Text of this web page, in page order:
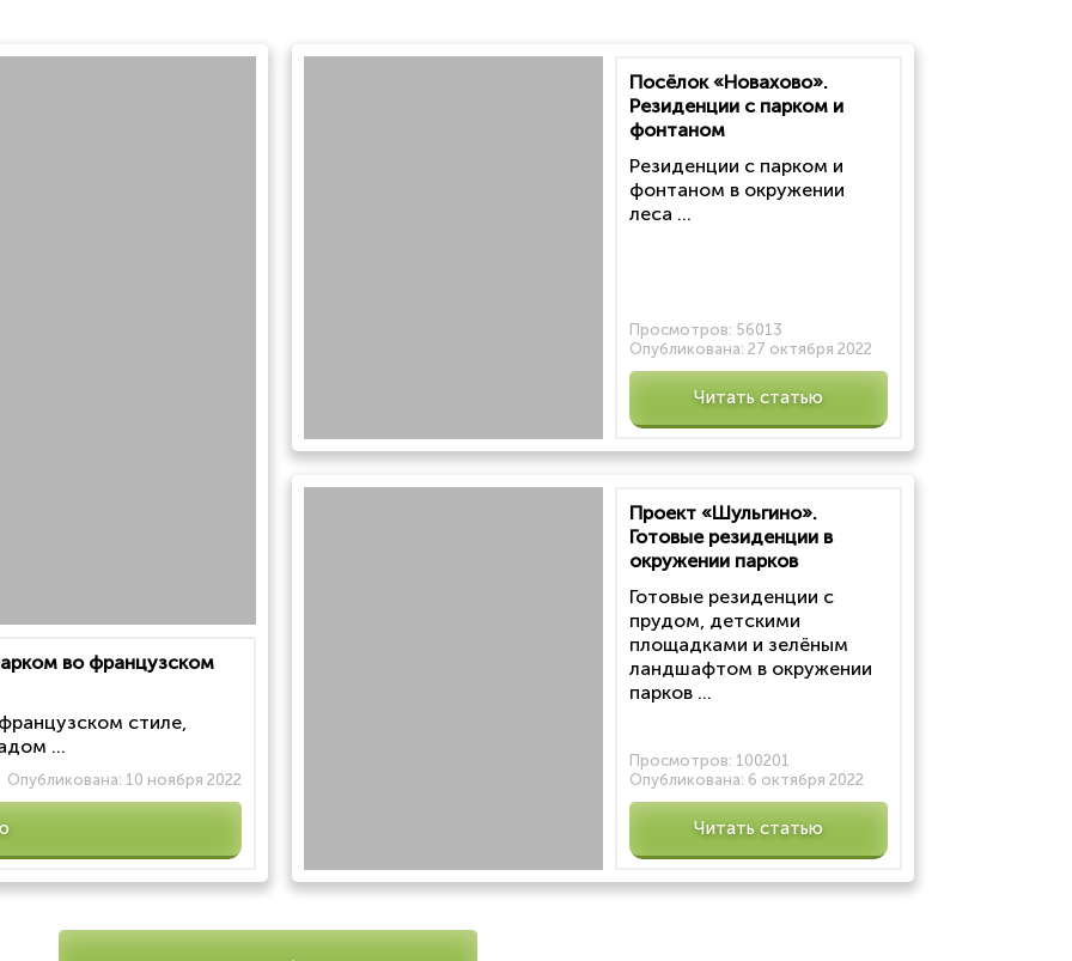
во французском
стиле,
...
Опубликована: 10 ноября 2022
Посёлок «Новахово».
Резиденции с парком и
фонтаном
Резиденции с парком и
фонтаном в окружении
леса ...
Просмотров: 56013
Опубликована: 27 октября 2022
Читать статью
Проект «Шульгино».
Готовые резиденции в
окружении парков
Готовые резиденции с
прудом, детскими
площадками и зелёным
ландшафтом в окружении
парков ...
Просмотров: 100201
Опубликована: 6 октября 2022
Читать статью